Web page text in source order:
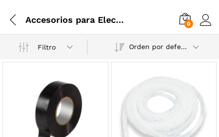
Accesorios para Electricidad 0
Filtro Orden por defecto